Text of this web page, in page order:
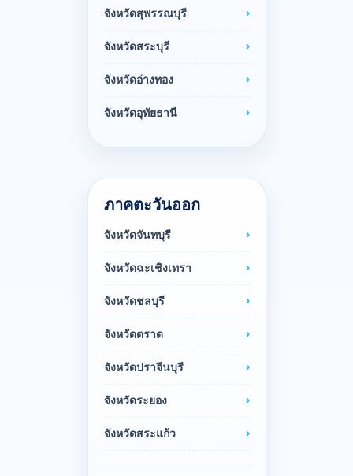
จังหวัดสุพรรณบุรี
จังหวัดสระบุรี
จังหวัดอ่างทอง
จังหวัดอุทัยธานี
ภาคตะวันออก
จังหวัดจันทบุรี
จังหวัดฉะเชิงเทรา
จังหวัดชลบุรี
จังหวัดตราด
จังหวัดปราจีนบุรี
จังหวัดระยอง
จังหวัดสระแก้ว